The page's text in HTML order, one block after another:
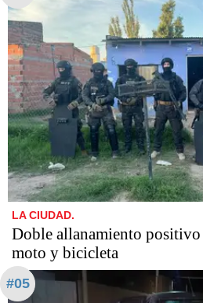
LA CIUDAD.
Doble allanamiento
moto y bicicleta
#05